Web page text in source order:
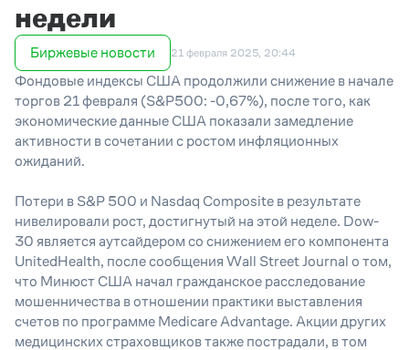
недели
Биржевые новости 21 февраля 2025, 20:44
Фондовые индексы США продолжили снижение в начале
торгов 21 февраля (S&P500: -0,67%), после того, как
экономические данные США показали замедление
активности в сочетании с ростом инфляционных
ожиданий.
Потери в S&P 500 и Nasdaq Composite в результате
нивелировали рост, достигнутый на этой неделе. Dow-
30 является аутсайдером со снижением его компонента
UnitedHealth, после сообщения Wall Street Journal о том,
что Минюст США начал гражданское расследование
мошенничества в отношении практики выставления
счетов по программе Medicare Advantage. Акции других
медицинских страховщиков также пострадали, в том